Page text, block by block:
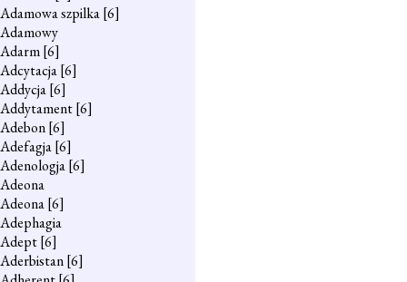
Adamowa szpilka[6]
Adamowy
Adarm[6]
Adcytacja[6]
Addycja[6]
Addytament[6]
Adebon[6]
Adefagja[6]
Adenologja[6]
Adeona
Adeona[6]
Adephagia
Adept[6]
Aderbistan[6]